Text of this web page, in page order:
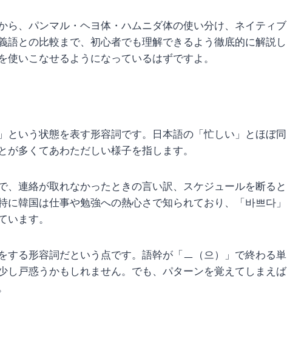
ら、パンマル・ヘヨ体・ハムニダ体の使い分け、ネイティブ
語との比較まで、初心者でも理解できるよう徹底的に解説し
いこなせるようになっているはずですよ。
という状態を表す形容詞です。日本語の「忙しい」とほぼ同
多くてあわただしい様子を指します。
連絡が取れなかったときの言い訳、スケジュールを断ると
韓国は仕事や勉強への熱心さで知られており、「바쁘다」
います。
する形容詞だという点です。語幹が「ㅡ（으）」で終わる単
し戸惑うかもしれません。でも、パターンを覚えてしまえば